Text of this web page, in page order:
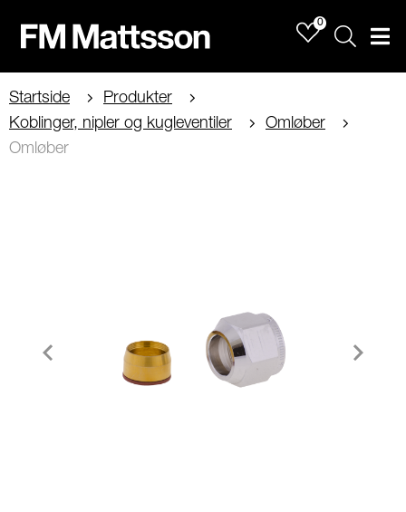
0
Sök
Startside
Produkter
Koblinger, nipler og kugleventiler
Omløber
Omløber